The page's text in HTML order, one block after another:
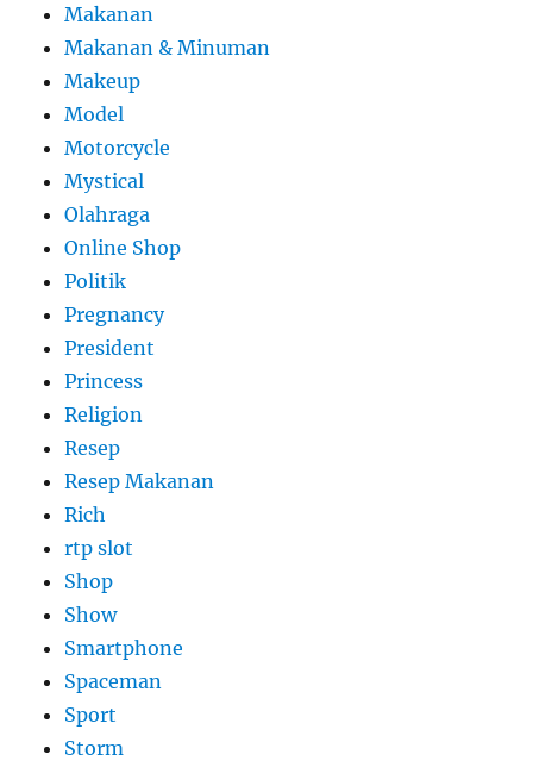
Makanan
Makanan & Minuman
Makeup
Model
Motorcycle
Mystical
Olahraga
Online Shop
Politik
Pregnancy
President
Princess
Religion
Resep
Resep Makanan
Rich
rtp slot
Shop
Show
Smartphone
Spaceman
Sport
Storm